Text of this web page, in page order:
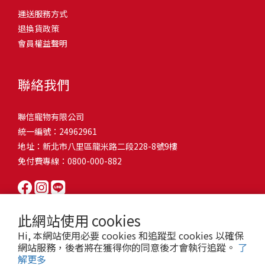
此網站使用 cookies
Hi, 本網站使用必要 cookies 和追蹤型 cookies 以確保
網站服務，後者將在獲得你的同意後才會執行追蹤。 了
解更多
和獨立能力。 幼犬訓練常見問題Q1: 幾個月大的幼犬最適合開始訓
練？A: 訓練可從幼犬到家首日開始（約8-10週大）。3-16週是社會
化黃金期，每次訓練控制在5-10分鐘內。Q2: 幼犬如廁訓練需要多久
屬啃咬玩具作替代品，發現不當啃咬時堅定說「不」，並引導至適
尿尿？A: 建立固定如廁時間表，成功時立即獎勵。限制活動範圍並
密切監督。意外發生時不責罵，使用專用除臭劑徹底清理。Q5: 幼犬
一直吠叫怎麼辦？A: 找出原因（尋求注意力、警戒、焦慮）。訓練
「安靜」指令，停止吠叫時獎勵。避免對吠叫作出反應，確保充分
向獎勵比懲罰更有效且健康。懲罰可能導致恐懼或攻擊行為，破壞
狗狗怎麼辦？A: 循序漸進社交化，從友善成犬開始。不強迫互動，
正面經驗後給予獎勵。考慮參加專業幼犬社交課程。Q8: 幼犬分離焦
慮要如何處理？A: 練習短暫分離，逐漸延長。離開和返家時保持低
調。提供能分散注意力的玩具，建立可預測的離家儀式。每隻幼犬
熱，水分流失快，腸道可能變得敏感，導致糞便變軟或拉稀。如果
換季時沒有適當調整環境，貓咪的腸胃就可能跟著「鬧脾氣」。冬
天注意保暖，提供暖墊、厚毯，避免冷風直吹。夏天補充水分，可
像是開冷氣又突然關掉，容易讓貓咪腸胃受影響。重點提醒：換季
時，記得關心貓咪的腸胃狀況，適當調整環境，幫助毛孩適應！ 貓
有血絲、異味特別重，那就要小心可能是 寄生蟲感染（如蛔蟲、鈎
蟲、球蟲）或腸胃炎、腸道疾病。這類情況會影響營養吸收，長期
下來甚至可能造成貓咪消瘦、免疫力下降。定期驅蟲（幼貓建議每
月一次，成貓每 3~6 個月一次）。觀察貓咪精神狀態，如果還伴隨
嘔吐、食慾下降，務必儘早就醫。重點提醒：如果貓咪拉肚子超過 2
天，或糞便異常，應立即帶去獸醫院檢查！ 貓咪拉肚子原因5. 情緒
壓力影響腸胃壓力不只影響人類，也會影響貓咪的腸胃！過度緊
張、焦慮、驚嚇（如煙火聲、大聲喧嘩），都可能讓貓咪拉肚子。
尤其是個性敏感的貓咪，對變化的適應力比較低，壓力一大，腸胃
就先「罷工」。減少壓力來源，盡量讓貓咪的作息固定。給貓咪陪
活中輕鬆改善看到滿屋子的貓毛是不是很抓狂？別擔心！其實只要
透過一些簡單的日常照護方式，就能有效減少貓咪掉毛情況。從梳
毛、洗澡到增加互動和營養調整，這些小撇步不僅能幫助貓咪維持
行動吧！ 預防貓掉毛方法1：勤勞梳毛養貓必備神器就是各種梳子
啦！勤勞梳毛是最直接有效的掉毛控制方法。定期梳理可以幫貓咪
髮打結和皮膚問題。建議週期：短毛貓每週梳1-2次，長毛貓則建議
2-3天梳一次。挑選合適的梳具也很重要，可以準備橡膠刷、鬃毛刷
或專用脫毛梳，依照毛質選擇。記得將梳毛變成愉快的日常儀式，
不僅能增加你們的互動時間，也讓貓咪享受被梳理的舒適感！預防
貓掉毛方法2：定期洗澡「貓咪會自己清潔，不需要洗澡」這個想法
其實不完全正確哦！適當的洗澡能幫助貓咪清除死毛和皮屑，減少
澡頻率不宜過高，一般室內貓咪1-3個月洗一次就足夠，過度洗澡反
而會造成皮膚乾燥。選擇專為貓咪設計的溫和洗毛精，洗後一定要
完全吹乾，避免濕毛造成皮膚問題。如果貓咪特別害怕洗澡，可以
的紙箱。建議一開始可以購買單價較低的入門款，觀察一下貓咪的
使用狀況，再考慮購買「豪宅」！ 項目費用用品貓碗$300貓窩
$500貓跳台$1,500貓砂盆$500貓抓板$300外出籠$1,000一次性養貓
咪是非常需要安全感的動物，可以準備一個專屬他的「寶座」，當
花費3：貓跳台貓咪雖然不需要外出進行放電，但在家中還是需要擺
放高度適合的貓跳台提供貓咪玩耍，貓跳台與貓窩相同，能給予貓
咪對於環境的安全感。一次性養貓用品相關花費4：貓砂盆貓咪排泄
用品，可選擇合適貓咪體型大小，不宜過小。一次性養貓用品相關
想，需要準備一個能夠讓牠們放肆磨爪的貓抓板。一次性養貓用品
時，外出籠就非常重要，平常也可以適度讓貓咪適應外出籠，避免
緊急情況時，貓咪過度抗拒。總結來說貓咪在健康及用品的一次性
費用大約落在 $ 7900~ $ 11600不等。雖說金額看起來不少，但以上
運送服務方式
退換貨政策
會員權益聲明
聯絡我們
聯信寵物有限公司
統一編號：24962961
地址：新北市八里區龍米路二段228-8號9樓
免付費專線：0800-000-882